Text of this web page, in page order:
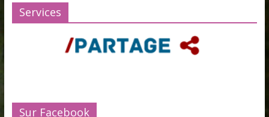
Services
Sur Facebook